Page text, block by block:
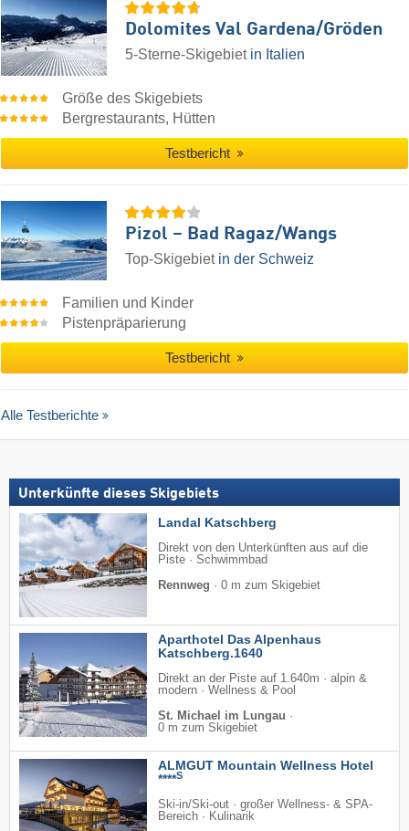
Dolomites Val Gardena/​Gröden
5-Sterne-Skigebiet in Italien
Größe des Skigebiets
Bergrestaurants, Hütten
Testbericht
Pizol – Bad Ragaz/​Wangs
Top-Skigebiet in der Schweiz
Familien und Kinder
Pistenpräparierung
Testbericht
Alle Testberichte
Unterkünfte dieses Skigebiets
Landal Katschberg
Direkt von den Unterkünften aus auf die
Piste · Schwimmbad
Rennweg · 0 m zum Skigebiet
Aparthotel Das Alpenhaus
Katschberg.1640
Direkt an der Piste auf 1.640m · alpin &
modern · Wellness & Pool
St. Michael im Lungau ·
0 m zum Skigebiet
ALMGUT Mountain Wellness Hotel
****S
Ski-in/Ski-out · großer Wellness- & SPA-
Bereich · Kulinarik